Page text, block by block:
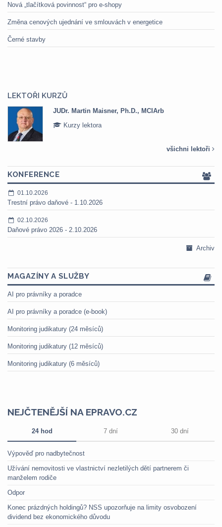
Nová „tlačítková povinnost“ pro e-shopy
Změna cenových ujednání ve smlouvách v energetice
Černé stavby
LEKTOŘI KURZŮ
JUDr. Martin Maisner, Ph.D., MCIArb
Kurzy lektora
všichni lektoři
KONFERENCE
01.10.2026
Trestní právo daňové - 1.10.2026
02.10.2026
Daňové právo 2026 - 2.10.2026
Archiv
MAGAZÍNY A SLUŽBY
AI pro právníky a poradce
AI pro právníky a poradce (e-book)
Monitoring judikatury (24 měsíců)
Monitoring judikatury (12 měsíců)
Monitoring judikatury (6 měsíců)
NEJČTENĚJŠÍ NA EPRAVO.CZ
24 hod 7 dní 30 dní
Výpověď pro nadbytečnost
Užívání nemovitosti ve vlastnictví nezletilých dětí partnerem či
manželem rodiče
Odpor
Konec prázdných holdingů? NSS upozorňuje na limity osvobození
dividend bez ekonomického důvodu